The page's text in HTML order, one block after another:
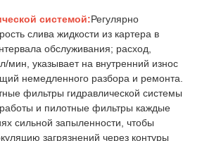
системой:Регулярно
слива жидкости из картера в
обслуживания; расход,
указывает на внутренний износ
немедленного разбора и ремонта.
фильтры гидравлической системы
и пилотные фильтры каждые
сильной запыленности, чтобы
загрязнений через контуры